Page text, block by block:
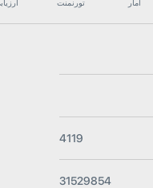
آمار تورنمنت
4119
31529854